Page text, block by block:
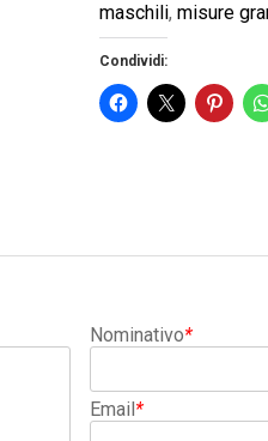
maschili,misure
Condividi:
Nominativo*
Email*